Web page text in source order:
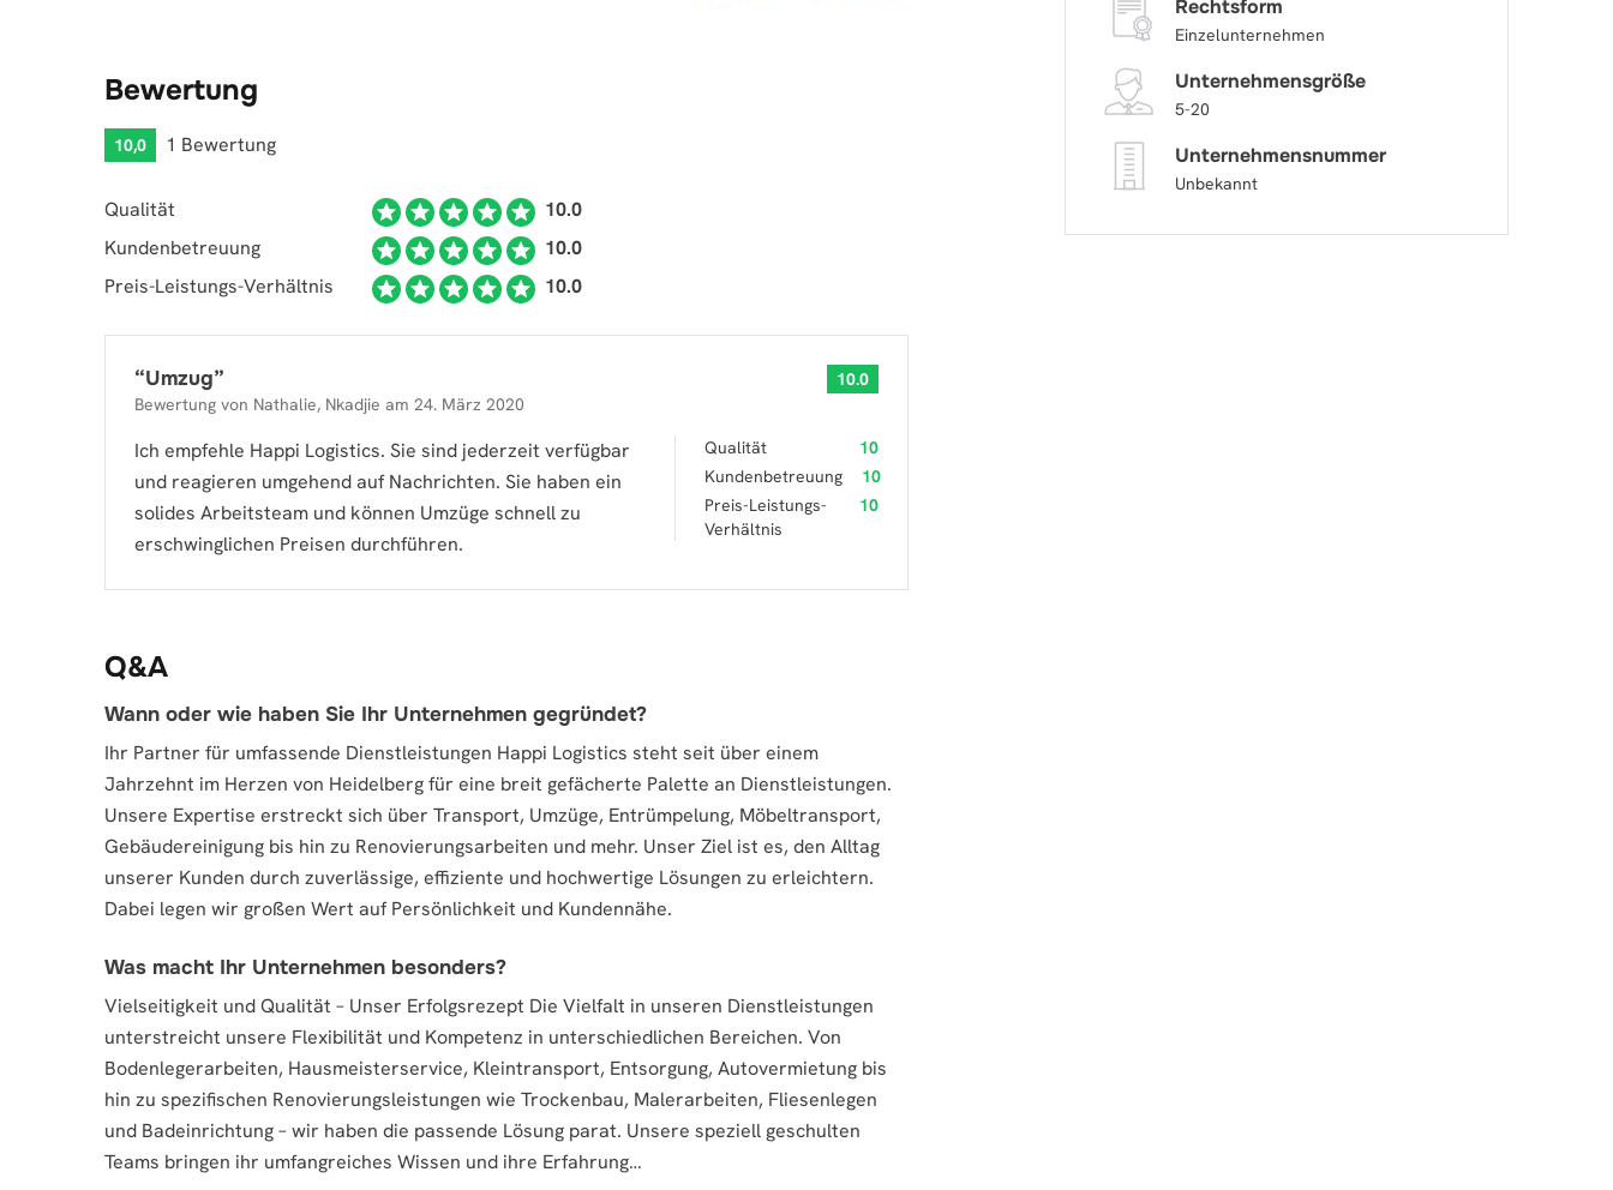
Bewertung
10,0 1 Bewertung
Qualität
10.0
Kundenbetreuung
10.0
Preis-Leistungs-Verhältnis
10.0
“Umzug”
Bewertung von Nathalie, Nkadjie am 24. März 2020
10.0
Ich empfehle Happi Logistics. Sie sind jederzeit verfügbar
und reagieren umgehend auf Nachrichten. Sie haben ein
solides Arbeitsteam und können Umzüge schnell zu
erschwinglichen Preisen durchführen.
Qualität
10
Kundenbetreuung
10
Preis-Leistungs-
Verhältnis
10
Q&A
Wann oder wie haben Sie Ihr Unternehmen gegründet?
Ihr Partner für umfassende Dienstleistungen Happi Logistics steht seit über einem
Jahrzehnt im Herzen von Heidelberg für eine breit gefächerte Palette an Dienstleistungen.
Unsere Expertise erstreckt sich über Transport, Umzüge, Entrümpelung, Möbeltransport,
Gebäudereinigung bis hin zu Renovierungsarbeiten und mehr. Unser Ziel ist es, den Alltag
unserer Kunden durch zuverlässige, effiziente und hochwertige Lösungen zu erleichtern.
Dabei legen wir großen Wert auf Persönlichkeit und Kundennähe.
Was macht Ihr Unternehmen besonders?
Vielseitigkeit und Qualität – Unser Erfolgsrezept Die Vielfalt in unseren Dienstleistungen
unterstreicht unsere Flexibilität und Kompetenz in unterschiedlichen Bereichen. Von
Bodenlegerarbeiten, Hausmeisterservice, Kleintransport, Entsorgung, Autovermietung bis
hin zu spezifischen Renovierungsleistungen wie Trockenbau, Malerarbeiten, Fliesenlegen
und Badeinrichtung – wir haben die passende Lösung parat. Unsere speziell geschulten
Teams bringen ihr umfangreiches Wissen und ihre Erfahrung…
Rechtsform
Einzelunternehmen
Unternehmensgröße
5-20
Unternehmensnummer
Unbekannt